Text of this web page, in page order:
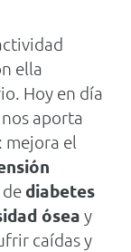
ella
Hoy en día
aporta
mejora el
diabetes
ósea y
caídas y